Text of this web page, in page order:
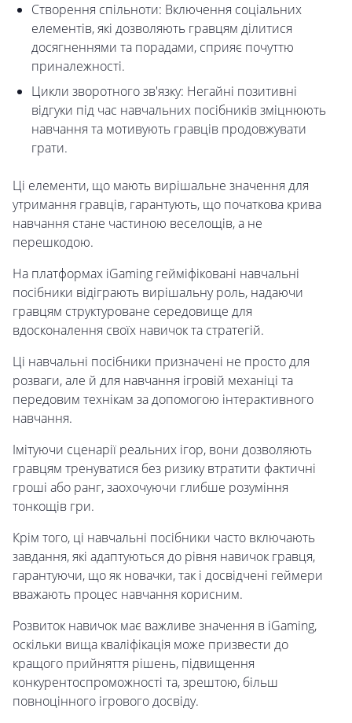
Створення спільноти: Включення соціальних
елементів, які дозволяють гравцям ділитися
досягненнями та порадами, сприяє почуттю
приналежності.
Цикли зворотного зв'язку: Негайні позитивні
відгуки під час навчальних посібників зміцнюють
навчання та мотивують гравців продовжувати
грати.
Ці елементи, що мають вирішальне значення для
утримання гравців, гарантують, що початкова крива
навчання стане частиною веселощів, а не
перешкодою.
На платформах iGaming гейміфіковані навчальні
посібники відіграють вирішальну роль, надаючи
гравцям структуроване середовище для
вдосконалення своїх навичок та стратегій.
Ці навчальні посібники призначені не просто для
розваги, але й для навчання ігровій механіці та
передовим технікам за допомогою інтерактивного
навчання.
Імітуючи сценарії реальних ігор, вони дозволяють
гравцям тренуватися без ризику втратити фактичні
гроші або ранг, заохочуючи глибше розуміння
тонкощів гри.
Крім того, ці навчальні посібники часто включають
завдання, які адаптуються до рівня навичок гравця,
гарантуючи, що як новачки, так і досвідчені геймери
вважають процес навчання корисним.
Розвиток навичок має важливе значення в iGaming,
оскільки вища кваліфікація може призвести до
кращого прийняття рішень, підвищення
конкурентоспроможності та, зрештою, більш
повноцінного ігрового досвіду.